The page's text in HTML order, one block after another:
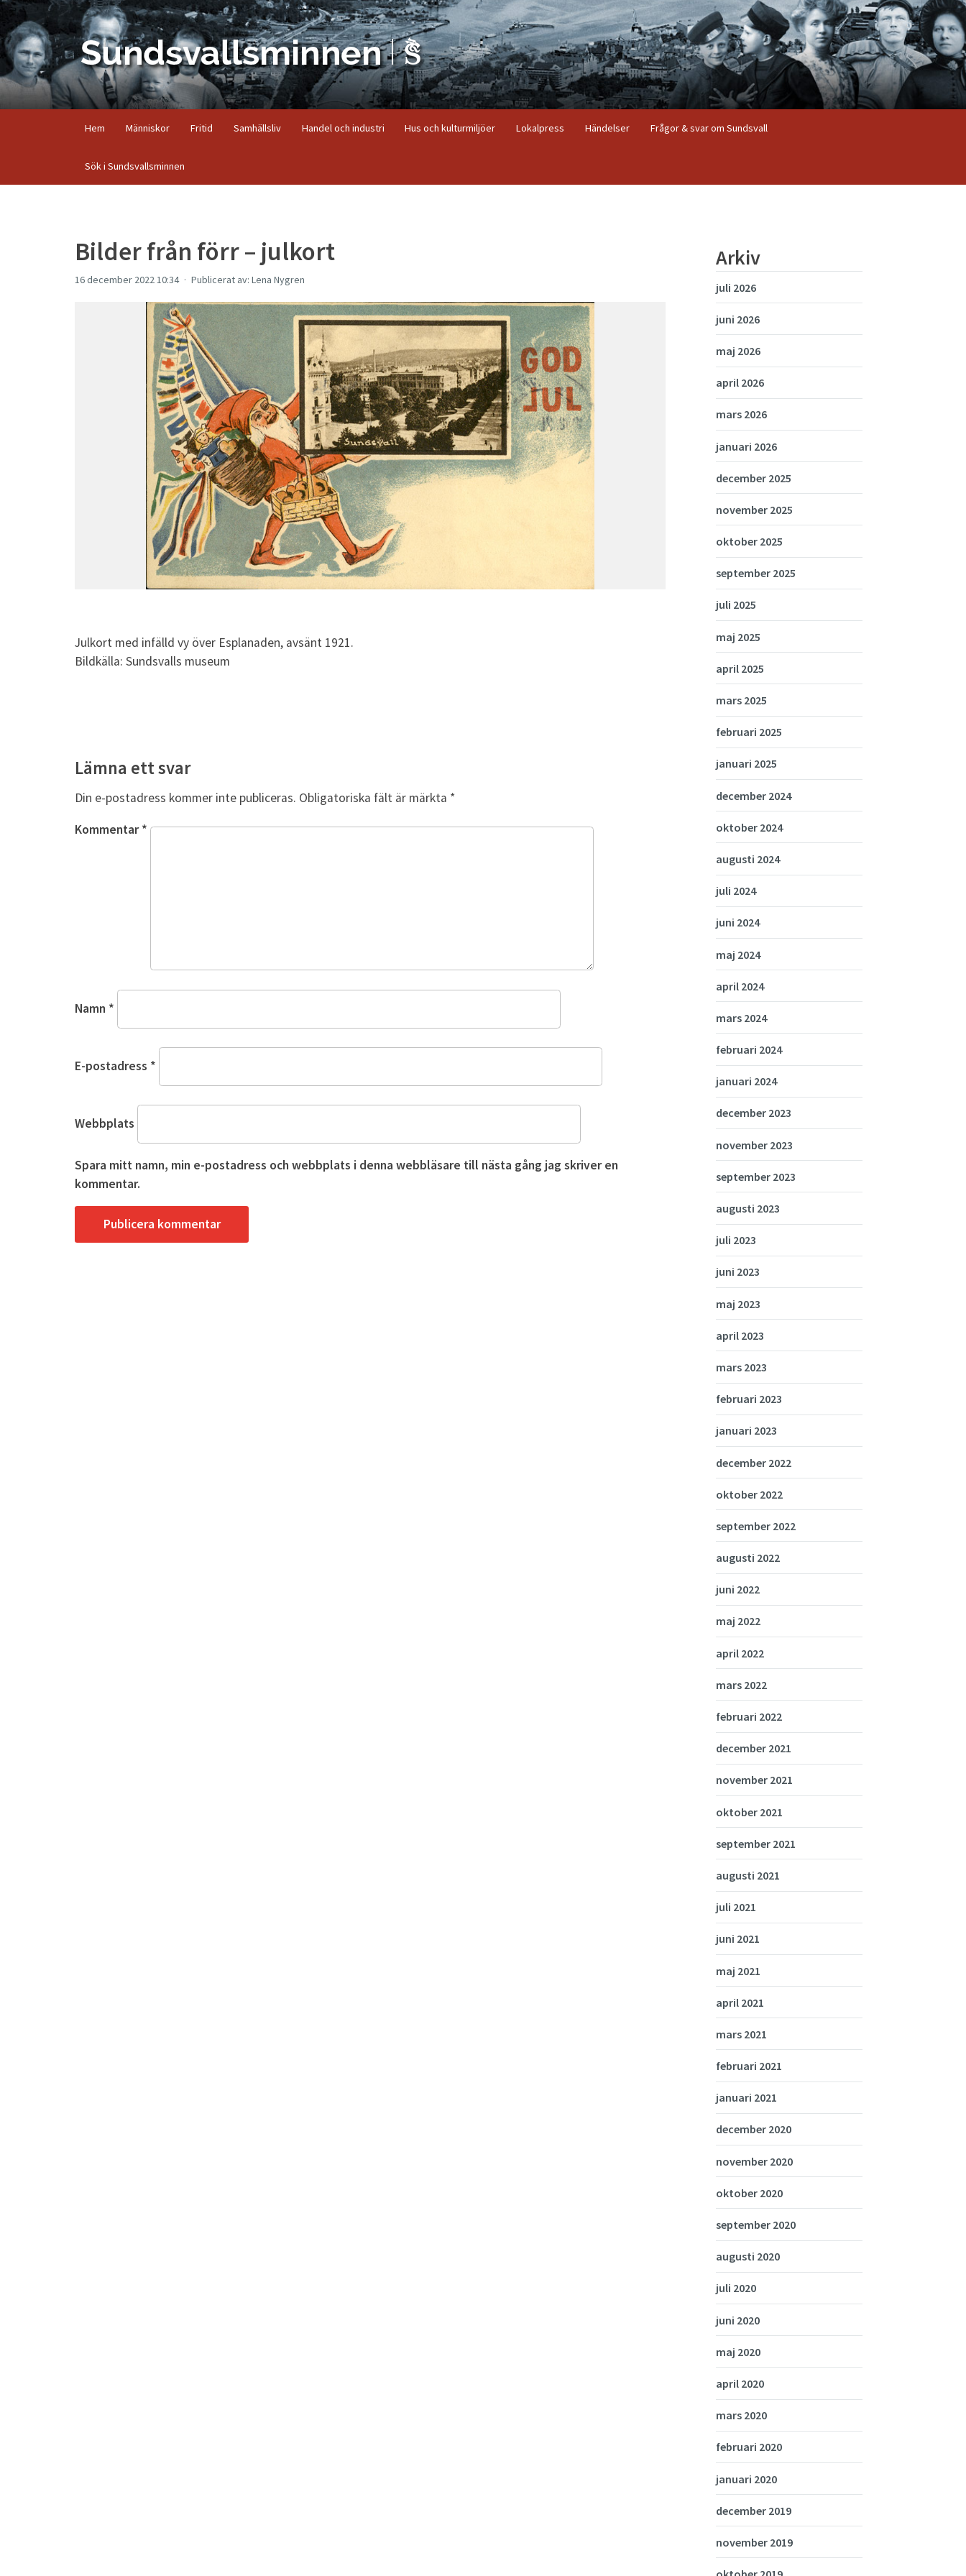
Hem Människor Fritid Samhällsliv Handel och industri Hus och kulturmiljöer Lokalpress Händelser Frågor & svar om Sundsvall
Sök i Sundsvallsminnen
Bilder från förr – julkort
16 december 2022 10:34 Publicerat av: Lena Nygren
Julkort med infälld vy över Esplanaden, avsänt 1921.
Bildkälla: Sundsvalls museum
Lämna ett svar
Din e-postadress kommer inte publiceras. Obligatoriska fält är märkta *
Kommentar*
Namn *
E-postadress *
Webbplats
Spara mitt namn, min e-postadress och webbplats i denna webbläsare till nästa gång jag skriver en
kommentar.
Arkiv
juli 2026
juni 2026
maj 2026
april 2026
mars 2026
januari 2026
december 2025
november 2025
oktober 2025
september 2025
juli 2025
maj 2025
april 2025
mars 2025
februari 2025
januari 2025
december 2024
oktober 2024
augusti 2024
juli 2024
juni 2024
maj 2024
april 2024
mars 2024
februari 2024
januari 2024
december 2023
november 2023
september 2023
augusti 2023
juli 2023
juni 2023
maj 2023
april 2023
mars 2023
februari 2023
januari 2023
december 2022
oktober 2022
september 2022
augusti 2022
juni 2022
maj 2022
april 2022
mars 2022
februari 2022
december 2021
november 2021
oktober 2021
september 2021
augusti 2021
juli 2021
juni 2021
maj 2021
april 2021
mars 2021
februari 2021
januari 2021
december 2020
november 2020
oktober 2020
september 2020
augusti 2020
juli 2020
juni 2020
maj 2020
april 2020
mars 2020
februari 2020
januari 2020
december 2019
november 2019